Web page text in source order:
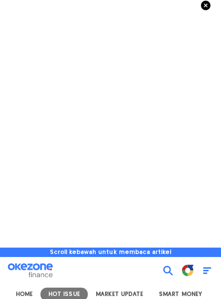
Scroll kebawah untuk membaca artikel
HOME HOT ISSUE MARKET UPDATE SMART MONEY